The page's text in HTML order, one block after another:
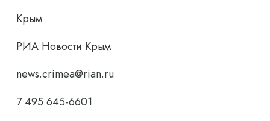
Крым
РИА Новости Крым
news.crimea@rian.ru
7 495 645-6601